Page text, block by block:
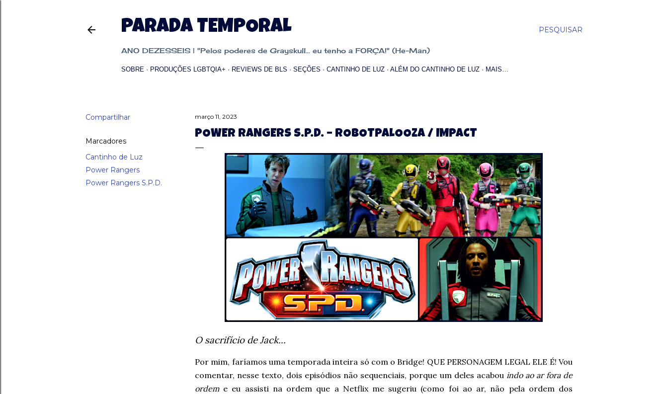
PESQUISAR
PARADA TEMPORAL
ANO DEZESSEIS | "Pelos poderes de Grayskull... eu tenho a FORÇA!" (He-Man)
SOBRE PRODUÇÕES LGBTQIA+ REVIEWS DE BLS SEÇÕES CANTINHO DE LUZ ALÉM DO CANTINHO DE LUZ MAIS…
Compartilhar
Marcadores
Cantinho de Luz
Power Rangers
Power Rangers S.P.D.
março 11, 2023
POWER RANGERS S.P.D. – ROBOTPALOOZA / IMPACT
O sacrifício de Jack…
Por mim, faríamos uma temporada inteira só com o Bridge! QUE PERSONAGEM LEGAL ELE É! Vou
comentar, nesse texto, dois episódios não sequenciais, porque um deles acabou indo ao ar fora de
ordeme eu assisti na ordem que a Netflix me sugeriu (como foi ao ar, não pela ordem dos